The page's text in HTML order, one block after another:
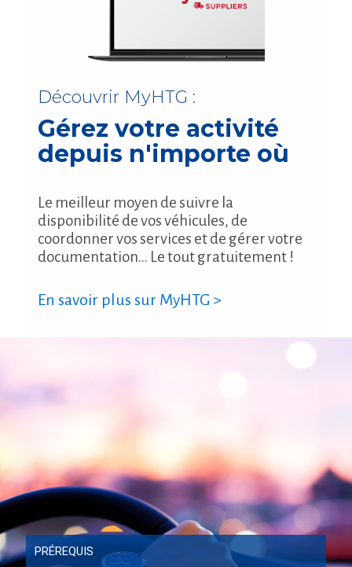
Découvrir MyHTG :
Gérez votre activité
depuis n'importe où
Le meilleur moyen de suivre la
disponibilité de vos véhicules, de
coordonner vos services et de gérer votre
documentation... Le tout gratuitement !
En savoir plus sur MyHTG >
PRÉREQUIS